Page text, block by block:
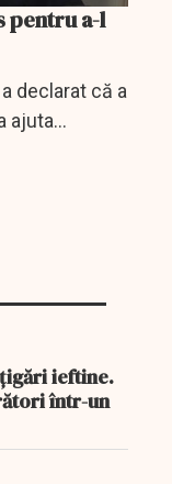
pentru a-l
declarat că a
ajuta
ce
ieftine.
într-un